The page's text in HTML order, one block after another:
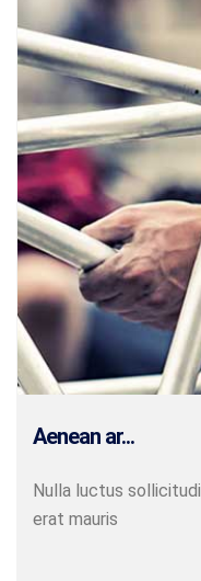
Aenean ar...
Nulla luctus
erat mauris